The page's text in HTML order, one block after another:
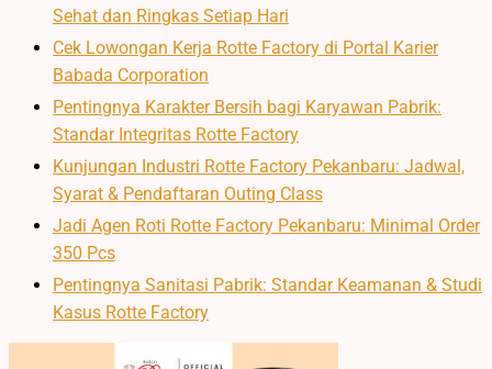
Sehat dan Ringkas Setiap Hari
Cek Lowongan Kerja Rotte Factory di Portal Karier
Babada Corporation
Pentingnya Karakter Bersih bagi Karyawan Pabrik:
Standar Integritas Rotte Factory
Kunjungan Industri Rotte Factory Pekanbaru: Jadwal,
Syarat & Pendaftaran Outing Class
Jadi Agen Roti Rotte Factory Pekanbaru: Minimal Order
350 Pcs
Pentingnya Sanitasi Pabrik: Standar Keamanan & Studi
Kasus Rotte Factory